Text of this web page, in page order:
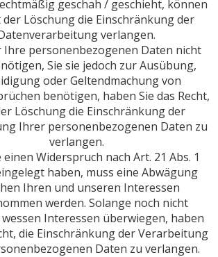
geschah / geschieht, können
der Löschung die Einschränkung der
verlangen.
Ihre personenbezogenen Daten nicht
Sie sie jedoch zur Ausübung,
oder Geltendmachung von
benötigen, haben Sie das Recht,
Löschung die Einschränkung der
Ihrer personenbezogenen Daten zu
verlangen.
einen Widerspruch nach Art. 21 Abs. 1
haben, muss eine Abwägung
Ihren und unseren Interessen
werden. Solange noch nicht
Interessen überwiegen, haben
die Einschränkung der Verarbeitung
Daten zu verlangen.